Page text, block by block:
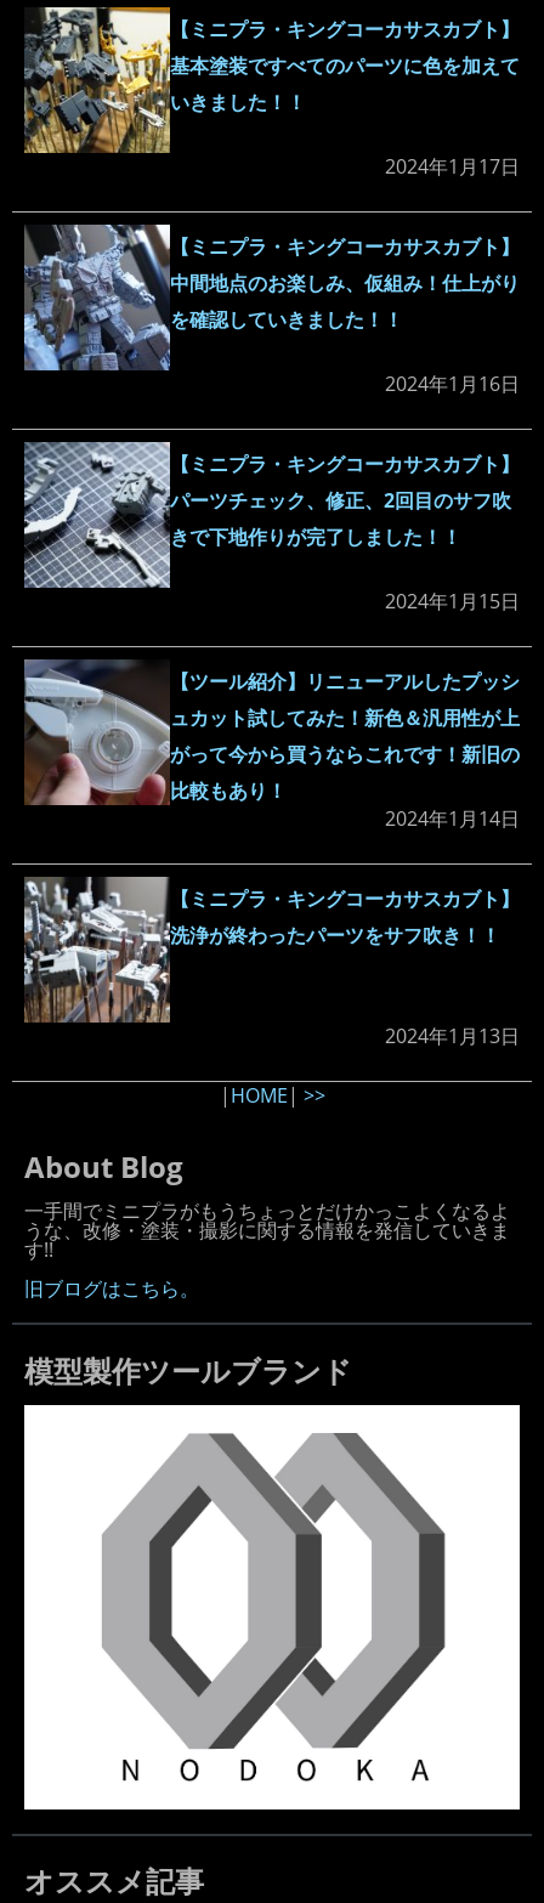
【ミニプラ・キングコーカサスカブト】
基本塗装ですべてのパーツに色を加えて
いきました！！
2024年1月17日
【ミニプラ・キングコーカサスカブト】
中間地点のお楽しみ、仮組み！仕上がり
を確認していきました！！
2024年1月16日
【ミニプラ・キングコーカサスカブト】
パーツチェック、修正、2回目のサフ吹
きで下地作りが完了しました！！
2024年1月15日
【ツール紹介】リニューアルしたプッシ
ュカット試してみた！新色＆汎用性が上
がって今から買うならこれです！新旧の
比較もあり！
2024年1月14日
【ミニプラ・キングコーカサスカブト】
洗浄が終わったパーツをサフ吹き！！
2024年1月13日
| HOME| >>
About Blog
一手間でミニプラがもうちょっとだけかっこよくなるよ
うな、改修・塗装・撮影に関する情報を発信していきま
す!!
旧ブログはこちら。
模型製作ツールブランド
オススメ記事